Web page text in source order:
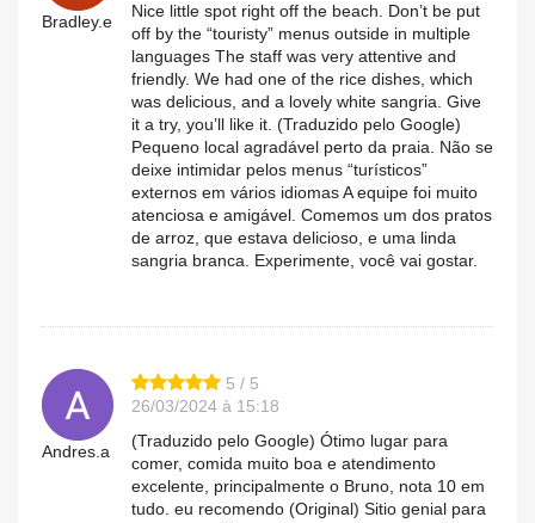
Bradley.e
Nice little spot right off the beach. Don’t be put
off by the “touristy” menus outside in multiple
languages The staff was very attentive and
friendly. We had one of the rice dishes, which
was delicious, and a lovely white sangria. Give
it a try, you’ll like it. (Traduzido pelo Google)
Pequeno local agradável perto da praia. Não se
deixe intimidar pelos menus “turísticos”
externos em vários idiomas A equipe foi muito
atenciosa e amigável. Comemos um dos pratos
de arroz, que estava delicioso, e uma linda
sangria branca. Experimente, você vai gostar.
Andres.a
5 / 5
26/03/2024 à 15:18
(Traduzido pelo Google) Ótimo lugar para
comer, comida muito boa e atendimento
excelente, principalmente o Bruno, nota 10 em
tudo. eu recomendo (Original) Sitio genial para